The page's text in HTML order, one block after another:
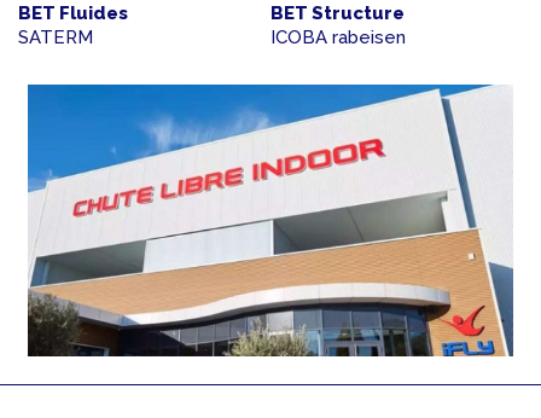
BET Fluides
SATERM
BET Structure
ICOBA rabeisen